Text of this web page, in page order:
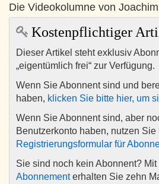
Die Videokolumne von
Kostenpflichtiger
Dieser Artikel steht exklusiv
„eigentümlich frei“ zur Verfügung.
Wenn Sie Abonnent sind und
haben, klicken Sie bitte hier, um
Wenn Sie Abonnent sind, aber
Benutzerkonto haben, nutzen Sie
Registrierungsformular für
Sie sind noch kein Abonnent? Mit
Abonnementerhalten Sie zehn